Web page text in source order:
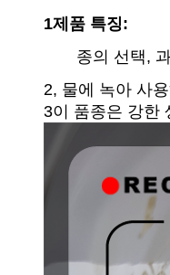
1제품 특징:
종의 선택,
2, 물에 녹아 사
3이 품종은 강한